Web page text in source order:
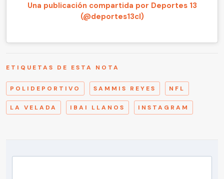
Una publicación compartida por Deportes 13
(@deportes13cl)
ETIQUETAS DE ESTA NOTA
POLIDEPORTIVO SAMMIS REYES NFL
LA VELADA IBAI LLANOS INSTAGRAM